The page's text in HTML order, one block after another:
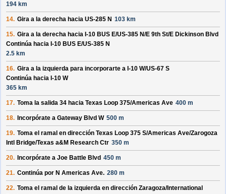
194 km
14. Gira a la derecha hacia US-285 N 103 km
15. Gira a la derecha hacia I-10 BUS E/US-385 N/E 9th St/E Dickinson Blvd
Continúa hacia I-10 BUS E/US-385 N
2.5 km
16. Gira a la izquierda para incorporarte a I-10 W/US-67 S
Continúa hacia I-10 W
365 km
17. Toma la salida 34 hacia Texas Loop 375/Americas Ave 400 m
18. Incorpórate a Gateway Blvd W 500 m
19. Toma el ramal en dirección Texas Loop 375 S/Americas Ave/Zarogoza
Intl Bridge/Texas a&M Research Ctr 350 m
20. Incorpórate a Joe Battle Blvd 450 m
21. Continúa por N Americas Ave. 280 m
22. Toma el ramal de la izquierda en dirección Zaragoza/International